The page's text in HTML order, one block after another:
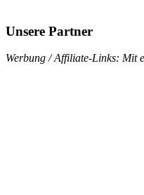
Unsere Partner
Werbung / Affiliate-Links: Mit